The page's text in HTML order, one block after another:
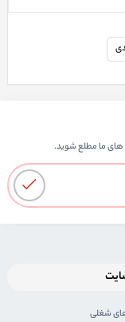
های ما مطلع شوید.
شغلی